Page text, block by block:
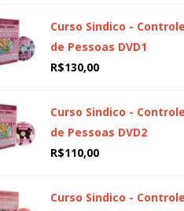
Curso Sindico -
de Pessoas DVD1
R$130,00
Curso Sindico -
de Pessoas DVD2
R$110,00
Curso Sindico -